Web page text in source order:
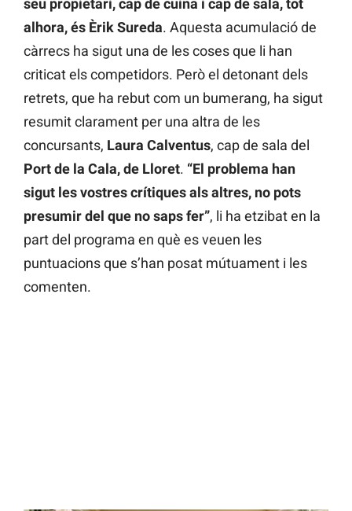
seu propietari, cap de cuina i cap de sala, tot
alhora, és Èrik Sureda. Aquesta acumulació de
càrrecs ha sigut una de les coses que li han
criticat els competidors. Però el detonant dels
retrets, que ha rebut com un bumerang, ha sigut
resumit clarament per una altra de les
concursants, Laura Calventus, cap de sala del
Port de la Cala, de Lloret. “El problema han
sigut les vostres crítiques als altres, no pots
presumir del que no saps fer”, li ha etzibat en la
part del programa en què es veuen les
puntuacions que s’han posat mútuament i les
comenten.